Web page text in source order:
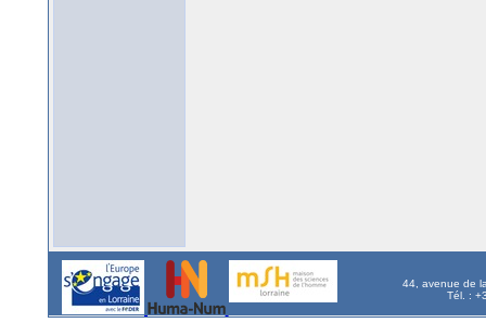
44, avenue de
Tél. :